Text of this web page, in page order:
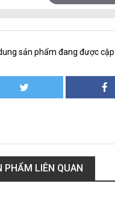
sản phẩm đang được
PHẨM LIÊN QUAN